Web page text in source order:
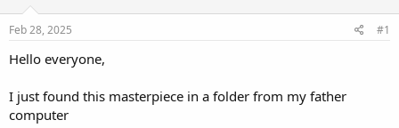
s
t
a
e
r
e
Feb 28, 2025 #1
Hello everyone,
I just found this masterpiece in a folder from my father
computer